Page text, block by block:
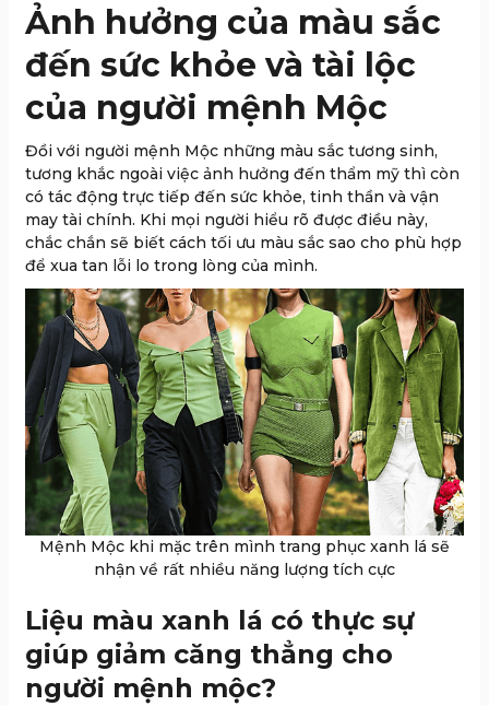
Ảnh hưởng của màu sắc
đến sức khỏe và tài lộc
của người mệnh Mộc
Đồi với người mệnh Mộc những màu sắc tương sinh,
tương khắc ngoài việc ảnh hưởng đến thẩm mỹ thì còn
có tác động trực tiếp đến sức khỏe, tinh thần và vận
may tài chính. Khi mọi người hiểu rõ được điều này,
chắc chắn sẽ biết cách tối ưu màu sắc sao cho phù hợp
để xua tan lỗi lo trong lòng của mình.
Mệnh Mộc khi mặc trên mình trang phục xanh lá sẽ
nhận về rất nhiều năng lượng tích cực
Liệu màu xanh lá có thực sự
giúp giảm căng thẳng cho
người mệnh mộc?